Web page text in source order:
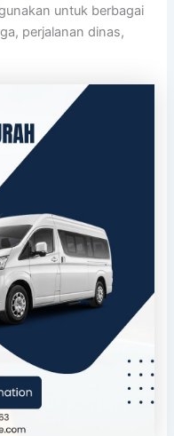
untuk berbagai
perjalanan dinas,